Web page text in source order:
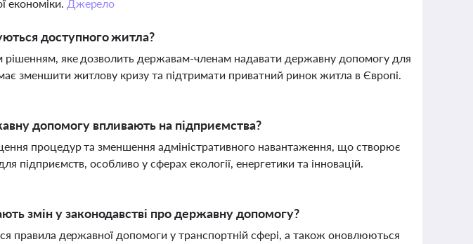
економіки. Джерело
доступного житла?
рішенням, яке дозволить державам-членам надавати державну допомогу для
зменшити житлову кризу та підтримати приватний ринок житла в Європі.
допомогу впливають на підприємства?
процедур та зменшення адміністративного навантаження, що створює
підприємств, особливо у сферах екології, енергетики та інновацій.
змін у законодавстві про державну допомогу?
правила державної допомоги у транспортній сфері, а також оновлюються